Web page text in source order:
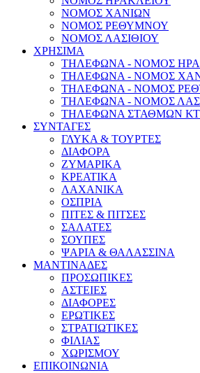
ΝΟΜΟΣ ΧΑΝΙΩΝ
ΝΟΜΟΣ ΡΕΘΥΜΝΟΥ
ΝΟΜΟΣ ΛΑΣΙΘΙΟΥ
ΧΡΗΣΙΜΑ
ΤΗΛΕΦΩΝΑ - ΝΟΜΟΣ
ΤΗΛΕΦΩΝΑ - ΝΟΜΟΣ
ΤΗΛΕΦΩΝΑ - ΝΟΜΟΣ
ΤΗΛΕΦΩΝΑ - ΝΟΜΟΣ
ΤΗΛΕΦΩΝΑ ΣΤΑΘΜΩΝ
ΣΥΝΤΑΓΕΣ
ΓΛΥΚΑ & ΤΟΥΡΤΕΣ
ΔΙΑΦΟΡΑ
ΖΥΜΑΡΙΚΑ
ΚΡΕΑΤΙΚΑ
ΛΑΧΑΝΙΚΑ
ΟΣΠΡΙΑ
ΠΙΤΕΣ & ΠΙΤΣΕΣ
ΣΑΛΑΤΕΣ
ΣΟΥΠΕΣ
ΨΑΡΙΑ & ΘΑΛΑΣΣΙΝΑ
ΜΑΝΤΙΝΑΔΕΣ
ΠΡΟΣΩΠΙΚΕΣ
ΑΣΤΕΙΕΣ
ΔΙΑΦΟΡΕΣ
ΕΡΩΤΙΚΕΣ
ΣΤΡΑΤΙΩΤΙΚΕΣ
ΦΙΛΙΑΣ
ΧΩΡΙΣΜΟΥ
ΕΠΙΚΟΙΝΩΝΙΑ